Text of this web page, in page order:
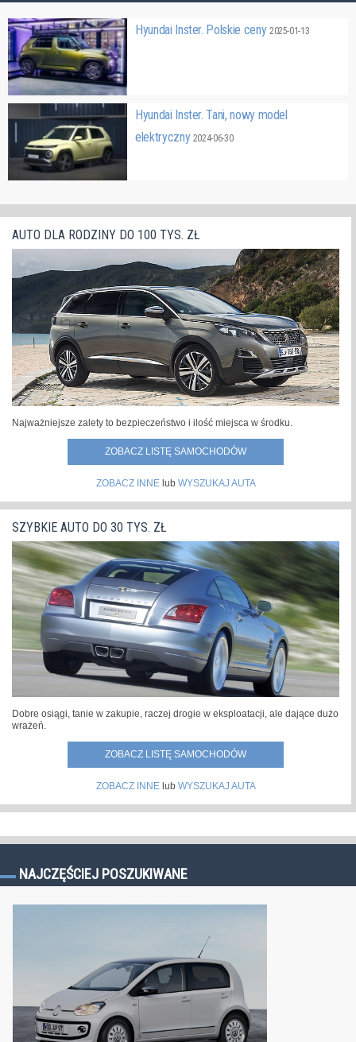
Hyundai Inster. Polskie ceny 2025-01-13
Hyundai Inster. Tani, nowy model
elektryczny 2024-06-30
AUTO DLA RODZINY DO 100 TYS. ZŁ
Najważniejsze zalety to bezpieczeństwo i ilość miejsca w środku.
ZOBACZ LISTĘ SAMOCHODÓW
ZOBACZ INNElub WYSZUKAJ AUTA
SZYBKIE AUTO DO 30 TYS. ZŁ
Dobre osiągi, tanie w zakupie, raczej drogie w eksploatacji, ale dające dużo
wrażeń.
ZOBACZ LISTĘ SAMOCHODÓW
ZOBACZ INNElub WYSZUKAJ AUTA
NAJCZĘŚCIEJ POSZUKIWANE